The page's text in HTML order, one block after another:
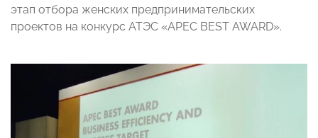
этап отбора женских предпринимательских
проектов на конкурс АТЭС «APEC BEST AWARD».